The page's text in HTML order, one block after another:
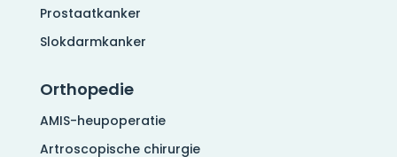
Prostaatkanker
Slokdarmkanker
Orthopedie
AMIS-heupoperatie
Artroscopische chirurgie